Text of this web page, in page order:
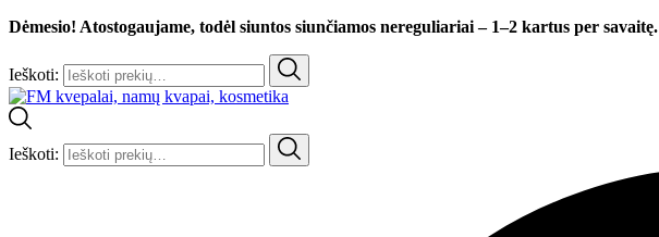
Dėmesio! Atostogaujame, todėl siuntos siunčiamos nereguliariai – 1–2 kartus per savaitę.
Ieškoti:
Ieškoti: